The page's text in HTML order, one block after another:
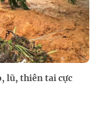
lũ, thiên tai cực